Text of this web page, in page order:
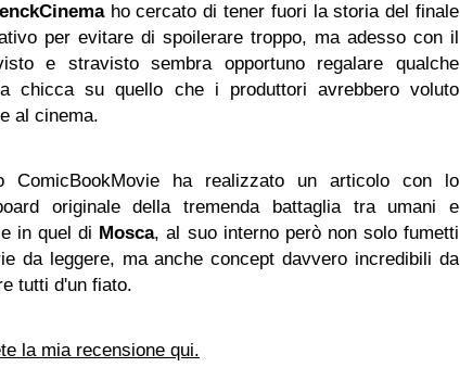
ho cercato di tener fuori la storia del finale
per evitare di spoilerare troppo, ma adesso con il
e stravisto sembra opportuno regalare qualche
chicca su quello che i produttori avrebbero voluto
al cinema.
ComicBookMovie ha realizzato un articolo con lo
originale della tremenda battaglia tra umani e
in quel di Mosca, al suo interno però non solo fumetti
da leggere, ma anche concept davvero incredibili da
tutti d'un fiato.
la mia recensione qui.